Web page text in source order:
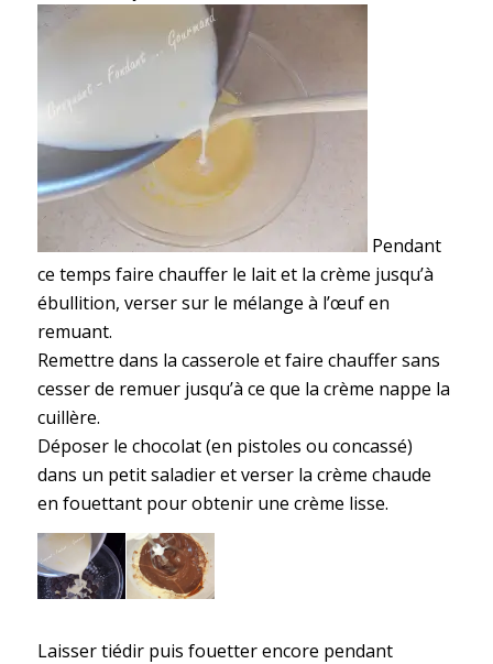
Pendant
ce temps faire chauffer le lait et la crème jusqu’à
ébullition, verser sur le mélange à l’œuf en
remuant.
Remettre dans la casserole et faire chauffer sans
cesser de remuer jusqu’à ce que la crème nappe la
cuillère.
Déposer le chocolat (en pistoles ou concassé)
dans un petit saladier et verser la crème chaude
en fouettant pour obtenir une crème lisse.
Laisser tiédir puis fouetter encore pendant